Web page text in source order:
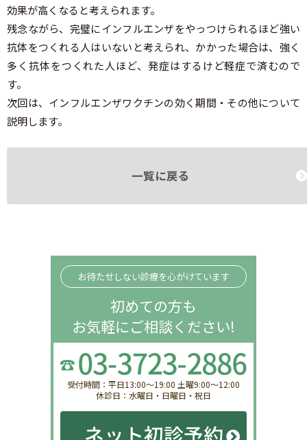
効果が高くなると考えられます。
残念ながら、完璧にインフルエンザをやっつけられるほど強い
抗体をつくれる人はいないと考えられ、かかった場合は、強く
多く抗体をつくれた人ほど、発症はするけど軽症で済むので
す。
次回は、インフルエンザワクチンの効く期間・その他について
説明します。
一覧に戻る
お待たせしない診療を心がけています
初めての方も
お気軽にご相談ください!
受付時間：平日13:00〜19:00 土曜9:00〜12:00
休診日：水曜日・日曜日・祝日
ネット初診予約